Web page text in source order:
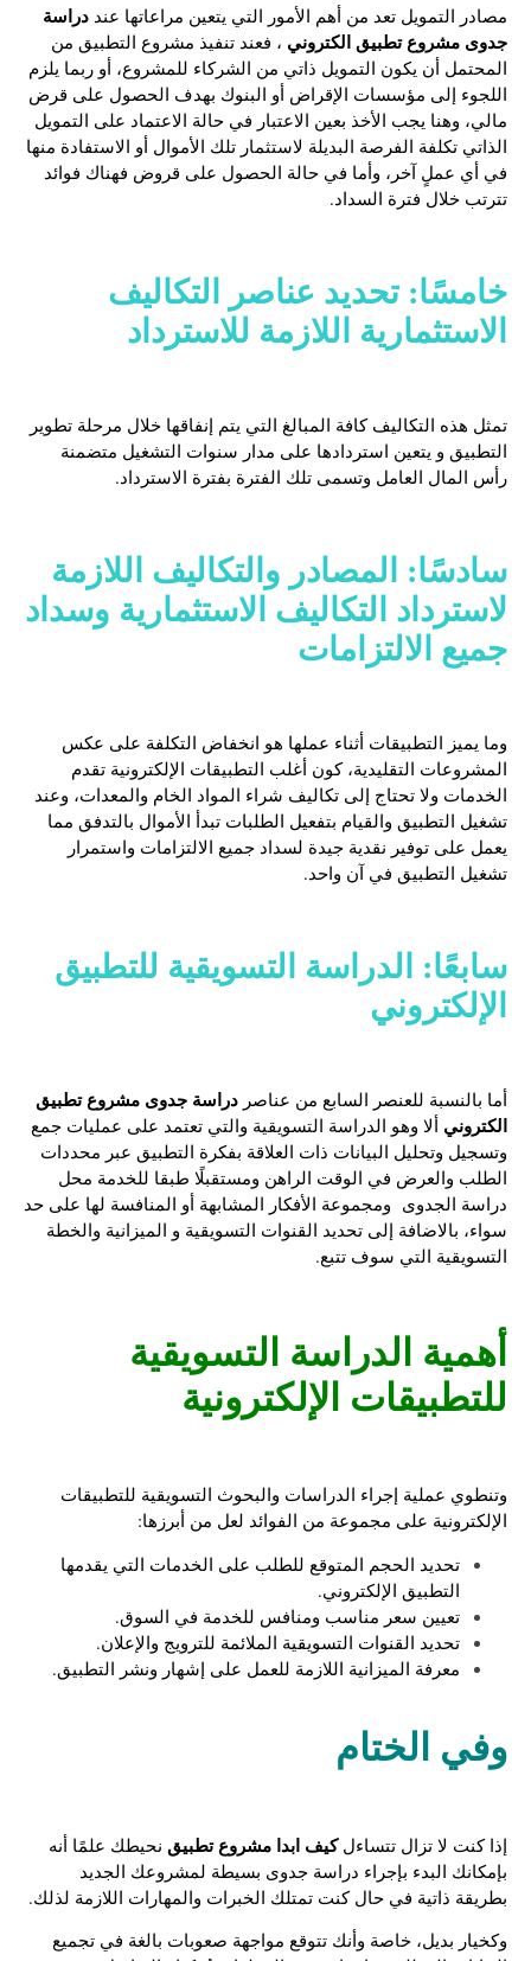
مصادر التمويل تعد من أهم الأمور التي يتعين مراعاتها عنددراسة
جدوى مشروع تطبيق الكتروني، فعند تنفيذ مشروع التطبيق من
المحتمل أن يكون التمويل ذاتي من الشركاء للمشروع، أو ربما يلزم
اللجوء إلى مؤسسات الإقراض أو البنوك بهدف الحصول على قرض
مالي، وهنا يجب الأخذ بعين الاعتبار في حالة الاعتماد على التمويل
الذاتي تكلفة الفرصة البديلة لاستثمار تلك الأموال أو الاستفادة منها
في أي عملٍ آخر، وأما في حالة الحصول على قروض فهناك فوائد
تترتب خلال فترة السداد.
خامسًا: تحديد عناصر التكاليف
الاستثمارية اللازمة للاسترداد
تمثل هذه التكاليف كافة المبالغ التي يتم إنفاقها خلال مرحلة تطوير
التطبيق و يتعين استردادها على مدار سنوات التشغيل متضمنة
رأس المال العامل وتسمى تلك الفترة بفترة الاسترداد.
سادسًا:المصادر والتكاليف اللازمة
لاسترداد التكاليف الاستثمارية وسداد
جميع الالتزامات
وما يميز التطبيقات أثناء عملها هو انخفاض التكلفة على عكس
المشروعات التقليدية، كون أغلب التطبيقات الإلكترونية تقدم
الخدمات ولا تحتاج إلى تكاليف شراء المواد الخام والمعدات، وعند
تشغيل التطبيق والقيام بتفعيل الطلبات تبدأ الأموال بالتدفق مما
يعمل على توفير نقدية جيدة لسداد جميع الالتزامات واستمرار
تشغيل التطبيق في آن واحد.
سابعًا: الدراسة التسويقية للتطبيق
الإلكتروني
أما بالنسبة للعنصر السابع من عناصردراسة جدوى مشروع تطبيق
الكترونيألا وهو الدراسة التسويقية والتي تعتمد على عمليات جمع
وتسجيل وتحليل البيانات ذات العلاقة بفكرة التطبيق عبر محددات
الطلب والعرض في الوقت الراهن ومستقبلًا طبقا للخدمة محل
دراسة الجدوى ومجموعة الأفكار المشابهة أو المنافسة لها على حد
سواء، بالاضافة إلى تحديد القنوات التسويقية و الميزانية والخطة
التسويقية التي سوف تتبع.
أهمية الدراسة التسويقية
للتطبيقات الإلكترونية
وتنطوي عملية إجراء الدراسات والبحوث التسويقية للتطبيقات
الإلكترونية على مجموعة من الفوائد لعل من أبرزها:
تحديد الحجم المتوقع للطلب على الخدمات التي يقدمها
التطبيق الإلكتروني.
تعيين سعر مناسب ومنافس للخدمة في السوق.
تحديد القنوات التسويقية الملائمة للترويج والإعلان.
معرفة الميزانية اللازمة للعمل على إشهار ونشر التطبيق.
وفي الختام
إذا كنت لا تزال تتساءلكيف ابدا مشروع تطبيقنحيطك علمًا أنه
بإمكانك البدء بإجراء دراسة جدوى بسيطة لمشروعك الجديد
بطريقة ذاتية في حال كنت تمتلك الخبرات والمهارات اللازمة لذلك.
وكخيار بديل، خاصة وأنك تتوقع مواجهة صعوبات بالغة في تجميع